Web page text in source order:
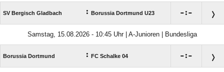
SV Bergisch Gladbach : Borussia Dortmund U23 :
Samstag, 15.08.2026 - 10:45 Uhr | A-Junioren | Bundesliga
Borussia Dortmund : FC Schalke 04 :